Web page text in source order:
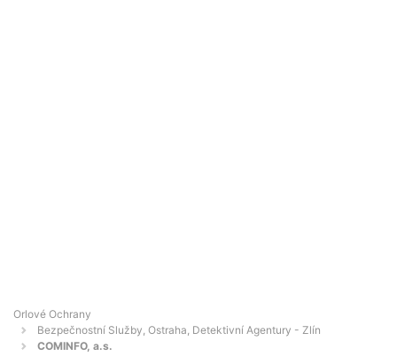
Orlové Ochrany
Bezpečnostní Služby, Ostraha, Detektivní Agentury - Zlín
COMINFO, a.s.